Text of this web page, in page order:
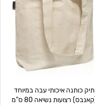
תיק כותנה איכותי עבה במיוחד
(קאנבס) רצועות נשיאה 80 ס"מ